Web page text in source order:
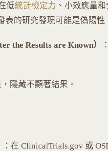
低統計檢定力 、小效應量
表的研究發現可能是偽陽性
the Results are Known）
隱藏不顯著結果。
：在 ClinicalTrials.gov 或